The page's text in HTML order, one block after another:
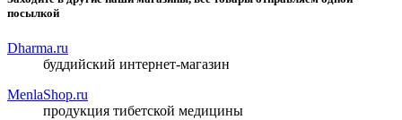
посылкой
Dharma.ru
буддийский интернет-магазин
MenlaShop.ru
продукция тибетской медицины